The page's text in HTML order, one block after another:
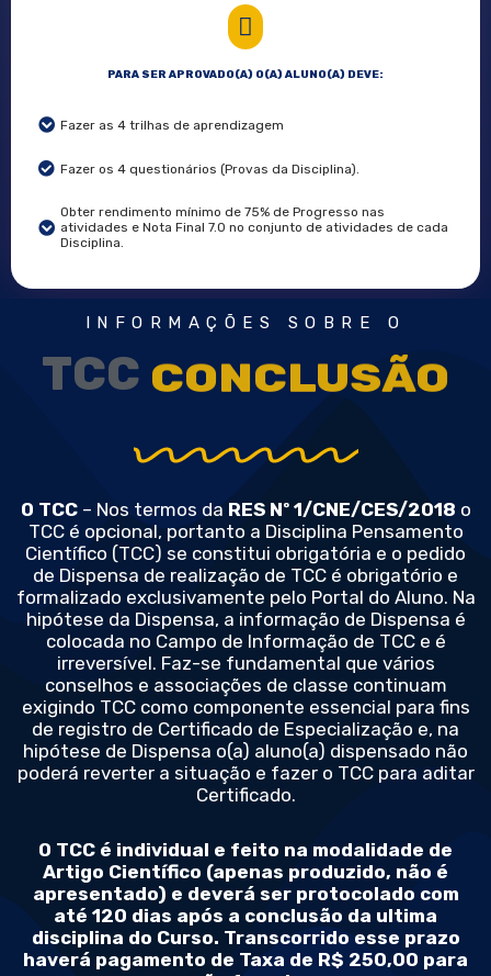
PARA SER APROVADO(A) O(A) ALUNO(A) DEVE:
Fazer as 4 trilhas de aprendizagem
Fazer os 4 questionários (Provas da Disciplina).
Obter rendimento mínimo de 75% de Progresso nas
atividades e Nota Final 7.0 no conjunto de atividades de cada
Disciplina.
INFORMAÇÕES SOBRE O
TCCDE
O TCC– Nos termos da RES Nº 1/CNE/CES/2018 o
TCC é opcional, portanto a Disciplina Pensamento
Científico (TCC) se constitui obrigatória e o pedido
de Dispensa de realização de TCC é obrigatório e
formalizado exclusivamente pelo Portal do Aluno. Na
hipótese da Dispensa, a informação de Dispensa é
colocada no Campo de Informação de TCC e é
irreversível. Faz-se fundamental que vários
conselhos e associações de classe continuam
exigindo TCC como componente essencial para fins
de registro de Certificado de Especialização e, na
hipótese de Dispensa o(a) aluno(a) dispensado não
poderá reverter a situação e fazer o TCC para aditar
Certificado.
O TCC é individual e feito na modalidade de
Artigo Científico (apenas produzido, não é
apresentado) e deverá ser protocolado com
até 120 dias após a conclusão da ultima
disciplina do Curso. Transcorrido esse prazo
haverá pagamento de Taxa de R$ 250,00 para